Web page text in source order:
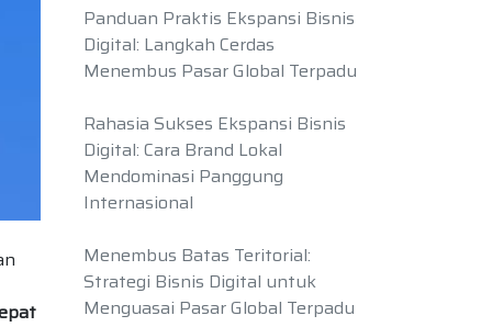
Panduan Praktis Ekspansi Bisnis
Digital: Langkah Cerdas
Menembus Pasar Global Terpadu
Rahasia Sukses Ekspansi Bisnis
Digital: Cara Brand Lokal
Mendominasi Panggung
Internasional
Menembus Batas Teritorial:
Strategi Bisnis Digital untuk
Menguasai Pasar Global Terpadu